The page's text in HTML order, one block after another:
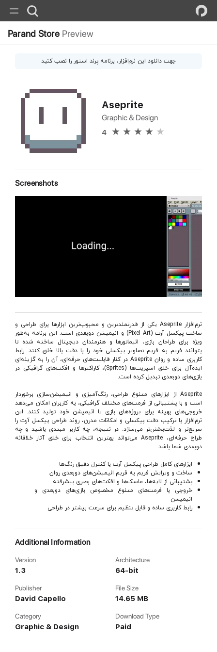
Parand Store Preview
جهت دانلود این نرم‌افزار، برنامه پرند استور را نصب کنید
Aseprite
Graphic & Design
4
Screenshots
نرم‌افزار Aseprite یکی از قدرتمندترین و محبوب‌ترین ابزارها برای طراحی و
ساخت پیکسل آرت (Pixel Art) و انیمیشن دوبعدی است. این برنامه به‌طور
ویژه برای طراحان بازی، انیماتورها و هنرمندان دیجیتال ساخته شده تا
بتوانند فریم به فریم تصاویر پیکسلی خود را با دقت بالا خلق کنند. رابط
کاربری ساده و روان Aseprite در کنار قابلیت‌های حرفه‌ای، آن را به گزینه‌ای
ایده‌آل برای خلق اسپریت‌ها (Sprites)، کاراکترها و افکت‌های گرافیکی در
بازی‌های دوبعدی تبدیل کرده است.
Aseprite از ابزارهای متنوع طراحی، رنگ‌آمیزی و انیمیشن‌سازی برخوردار
است و با پشتیبانی از فرمت‌های مختلف گرافیکی، به کاربران امکان می‌دهد
خروجی‌های بهینه برای پروژه‌های بازی یا انیمیشن خود تولید کنند. این
نرم‌افزار با ترکیب دقت پیکسلی و امکانات مدرن، روند طراحی پیکسل آرت را
سریع‌تر و لذت‌بخش‌تر می‌سازد. در نتیجه، چه کاربر مبتدی باشید و چه
طراح حرفه‌ای، Aseprite می‌تواند بهترین انتخاب برای خلق آثار خلاقانه
دوبعدی شما باشد.
ابزارهای کامل طراحی پیکسل آرت با کنترل دقیق رنگ‌ها
ساخت و ویرایش فریم به فریم انیمیشن‌های دوبعدی روان
پشتیبانی از لایه‌ها، ماسک‌ها و افکت‌های بصری پیشرفته
خروجی با فرمت‌های متنوع مخصوص بازی‌های دوبعدی و
انیمیشن
رابط کاربری ساده و قابل تنظیم برای سرعت بیشتر در طراحی
Additional Information
Version
1.3
Architecture
64-bit
Publisher
David Capello
File Size
14.65 MB
Category
Graphic & Design
Download Type
Paid